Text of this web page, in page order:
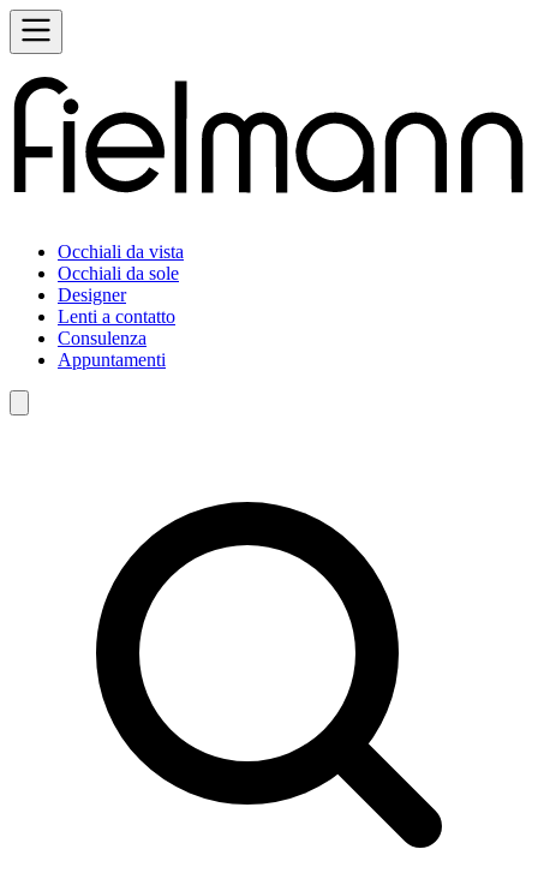
Occhiali da vista
Occhiali da sole
Designer
Lenti a contatto
Consulenza
Appuntamenti